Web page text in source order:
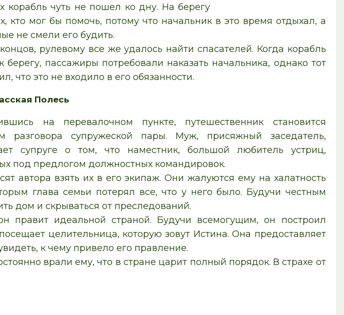
корабль чуть не пошел ко дну. На берегу
кто мог бы помочь, потому что начальник в это время отдыхал, а
не смели его будить.
рулевому все же удалось найти спасателей. Когда корабль
берегу, пассажиры потребовали наказать начальника, однако тот
что это не входило в его обязанности.
Полесь
на перевалочном пункте, путешественник становится
разговора супружеской пары. Муж, присяжный заседатель,
супруге о том, что наместник, большой любитель устриц,
под предлогом должностных командировок.
автора взять их в его экипаж. Они жалуются ему на халатность
глава семьи потерял все, что у него было. Будучи честным
дом и скрываться от преследований.
правит идеальной страной. Будучи всемогущим, он построил
целительница, которую зовут Истина. Она предоставляет
к чему привело его правление.
врали ему, что в стране царит полный порядок. В страхе от